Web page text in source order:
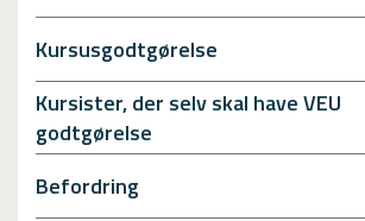
Kursusgodtgørelse
Kursister, der selv skal have VEU
godtgørelse
Befordring